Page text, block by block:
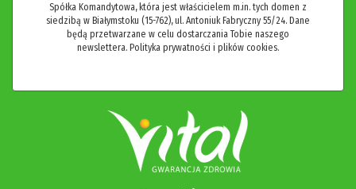
Spółka Komandytowa, która jest właścicielem m.in. tych domen z
siedzibą w Białymstoku (15-762), ul. Antoniuk Fabryczny 55/24. Dane
będą przetwarzane w celu dostarczania Tobie naszego
newslettera. Polityka prywatności i plików cookies.